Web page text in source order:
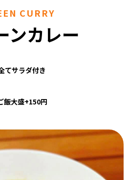
CURRY
ンカレー
てサラダ付き
飯大盛+150円